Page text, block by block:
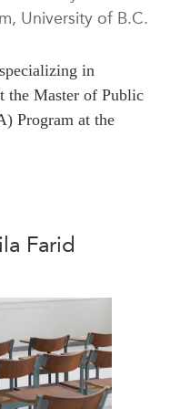
Archive
et notes de
de cas
spéciales
University of B.C.
in
the Master of Public
Program at the
Farid